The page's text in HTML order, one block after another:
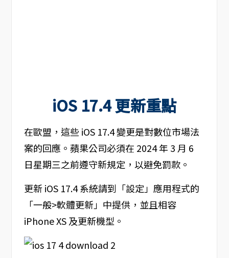
iOS 17.4 更新重點
在歐盟，這些 iOS 17.4 變更是對數位市場法
案的回應。蘋果公司必須在 2024 年 3 月 6
日星期三之前遵守新規定，以避免罰款。
更新 iOS 17.4 系統請到「設定」應用程式的
「一般>軟體更新」中提供，並且相容
iPhone XS 及更新機型。